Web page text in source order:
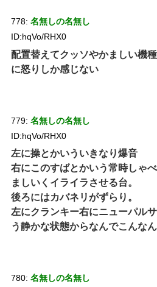
778: 名無しの名無し
ID:hqVo/RHX0
配置替えてクッソやかましい機
に怒りしか感じない
779: 名無しの名無し
ID:hqVo/RHX0
左に操とかいういきなり爆音
右にこのすばとかいう常時しゃ
ましいくイライラさせる台。
後ろにはカバネリがずらり。
左にクランキー右にニューパル
う静かな状態からなんでこんな
780: 名無しの名無し